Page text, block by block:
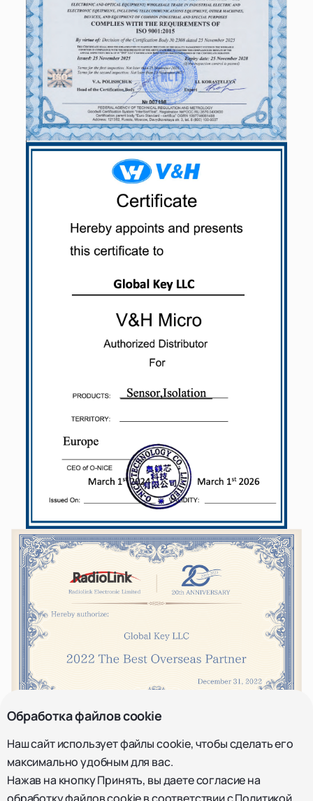
Обработка файлов cookie
Наш сайт использует файлы cookie, чтобы сделать его
максимально удобным для вас.
Нажав на кнопку Принять, вы даете согласие на